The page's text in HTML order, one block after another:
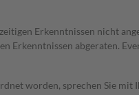
Erkenntnissen nicht
Erkenntnissen abgeraten.
worden, sprechen Sie